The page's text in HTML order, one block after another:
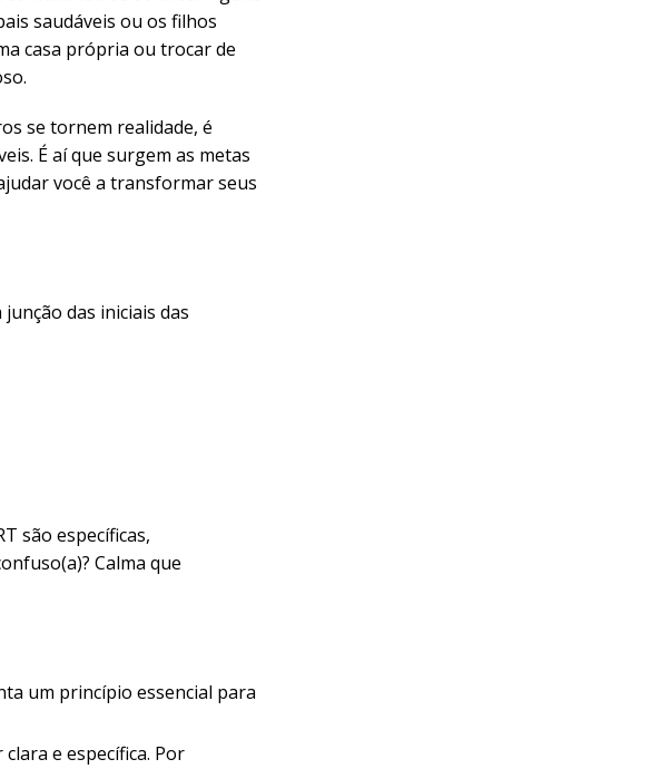
saudáveis ou os filhos
casa própria ou trocar de
se tornem realidade, é
É aí que surgem as metas
você a transformar seus
das iniciais das
são específicas,
Calma que
um princípio essencial para
e específica. Por